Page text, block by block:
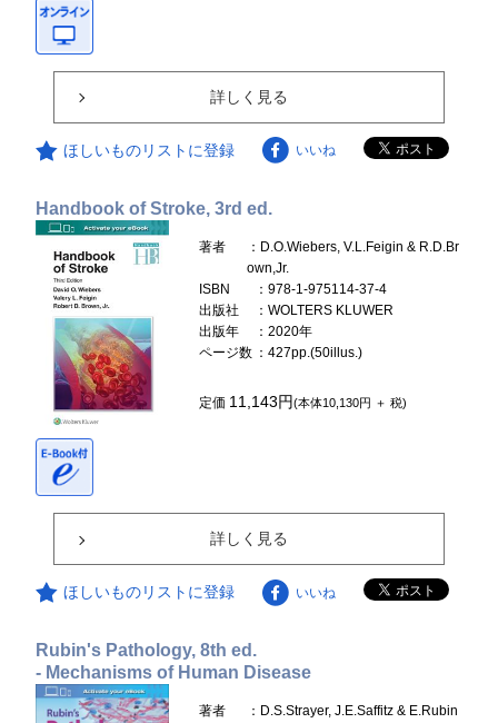
詳しく見る
ほしいものリストに登録 いいね
Handbook of Stroke, 3rd ed.
著者
：D.O.Wiebers, V.L.Feigin & R.D.Br
own,Jr.
ISBN
：978-1-975114-37-4
出版社
：WOLTERS KLUWER
出版年
：2020年
ページ数 ：427pp.(50illus.)
定価 11,143円(本体10,130円 ＋ 税)
詳しく見る
ほしいものリストに登録 いいね
Rubin's Pathology, 8th ed.
- Mechanisms of Human Disease
著者
：D.S.Strayer, J.E.Saffitz & E.Rubin